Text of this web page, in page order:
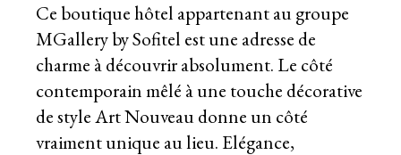
Ce boutique hôtel appartenant au groupe
MGallery by Sofitel est une adresse de
charme à découvrir absolument. Le côté
contemporain mêlé à une touche décorative
de style Art Nouveau donne un côté
vraiment unique au lieu. Elégance,